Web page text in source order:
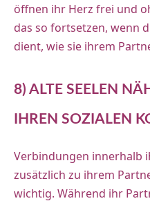
öffnen ihr Herz frei und
das so fortsetzen, wenn
dient, wie sie ihrem
8) ALTE SEELEN
IHREN SOZIALEN
Verbindungen innerhalb
zusätzlich zu ihrem
wichtig. Während ihr